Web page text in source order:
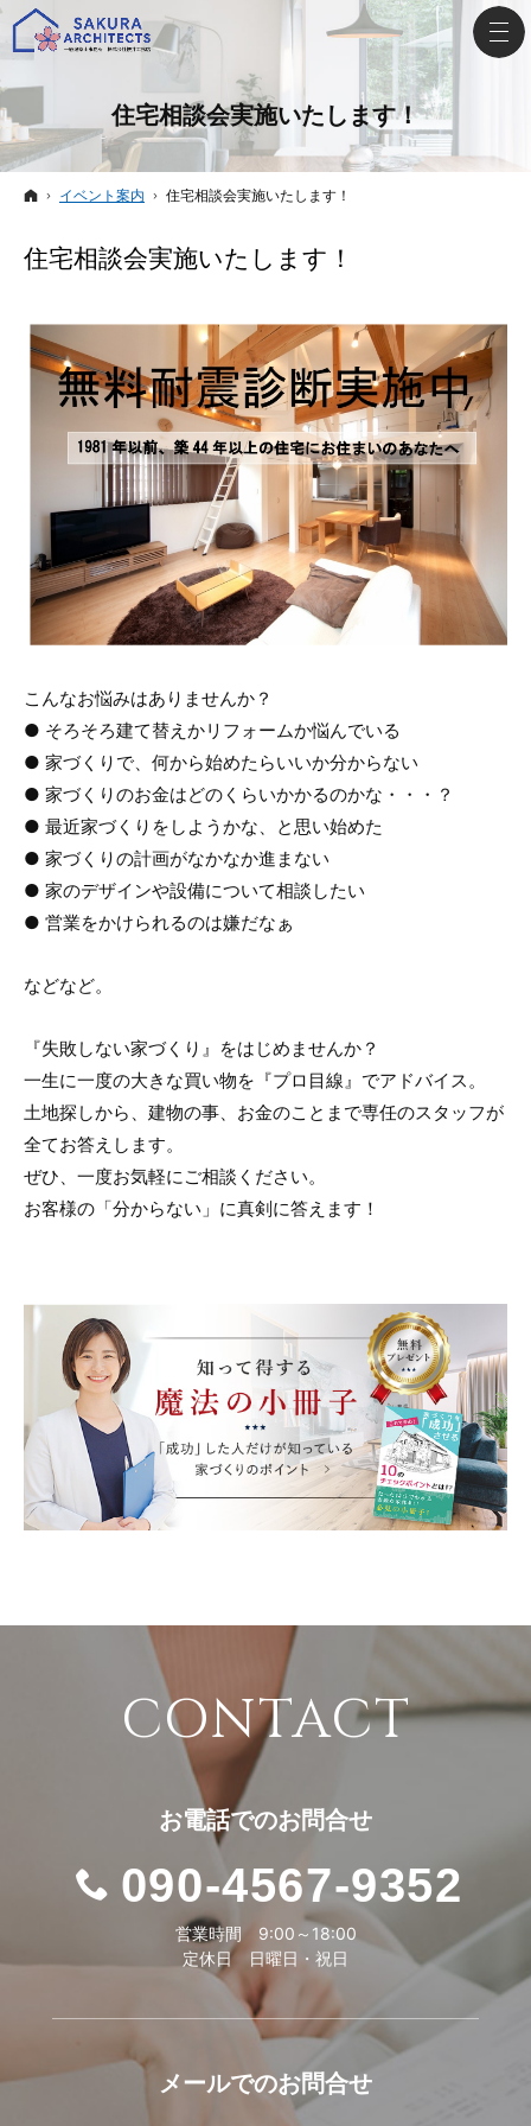
住宅相談会実施いたします！
ホーム
イベント案内 住宅相談会実施いたします！
住宅相談会実施いたします！
こんなお悩みはありませんか？
● そろそろ建て替えかリフォームか悩んでいる
● 家づくりで、何から始めたらいいか分からない
● 家づくりのお金はどのくらいかかるのかな・・・？
● 最近家づくりをしようかな、と思い始めた
● 家づくりの計画がなかなか進まない
● 家のデザインや設備について相談したい
● 営業をかけられるのは嫌だなぁ
などなど。
『失敗しない家づくり』をはじめませんか？
一生に一度の大きな買い物を『プロ目線』でアドバイス。
土地探しから、建物の事、お金のことまで専任のスタッフが
全てお答えします。
ぜひ、一度お気軽にご相談ください。
お客様の「分からない」に真剣に答えます！
CONTACT
お電話でのお問合せ
090-4567-9352
営業時間 9:00～18:00
定休日 日曜日・祝日
メールでのお問合せ